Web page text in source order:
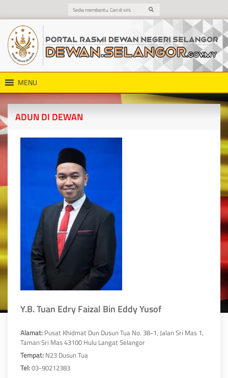
MENU
ADUN DI DEWAN
Y.B. Tuan Edry Faizal Bin Eddy Yusof
Alamat: Pusat Khidmat Dun Dusun Tua No. 38-1, Jalan Sri Mas 1,
Taman Sri Mas 43100 Hulu Langat Selangor
Tempat: N23 Dusun Tua
Tel:03-90212383